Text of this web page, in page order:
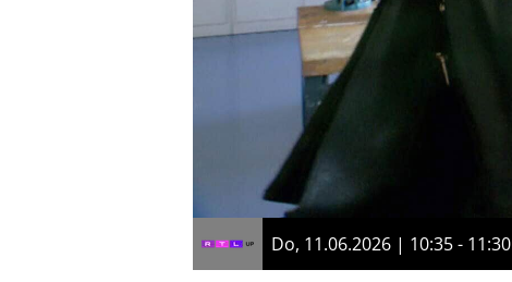
Do, 11.06.2026 | 10:35 - 11:30